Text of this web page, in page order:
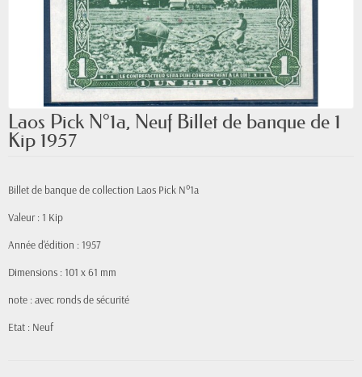
Laos Pick N°1a, Neuf Billet de banque de 1
Kip 1957
Billet de banque de collection Laos Pick N°1a
Valeur : 1 Kip
Année d'édition : 1957
Dimensions : 101 x 61 mm
note : avec ronds de sécurité
Etat : Neuf